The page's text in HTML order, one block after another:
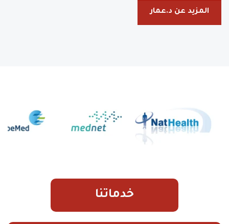
المزيد عن د.عمار
خدماتنا